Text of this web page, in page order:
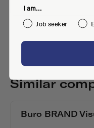
Similar
Buro BRAND
I am...
Job seeker